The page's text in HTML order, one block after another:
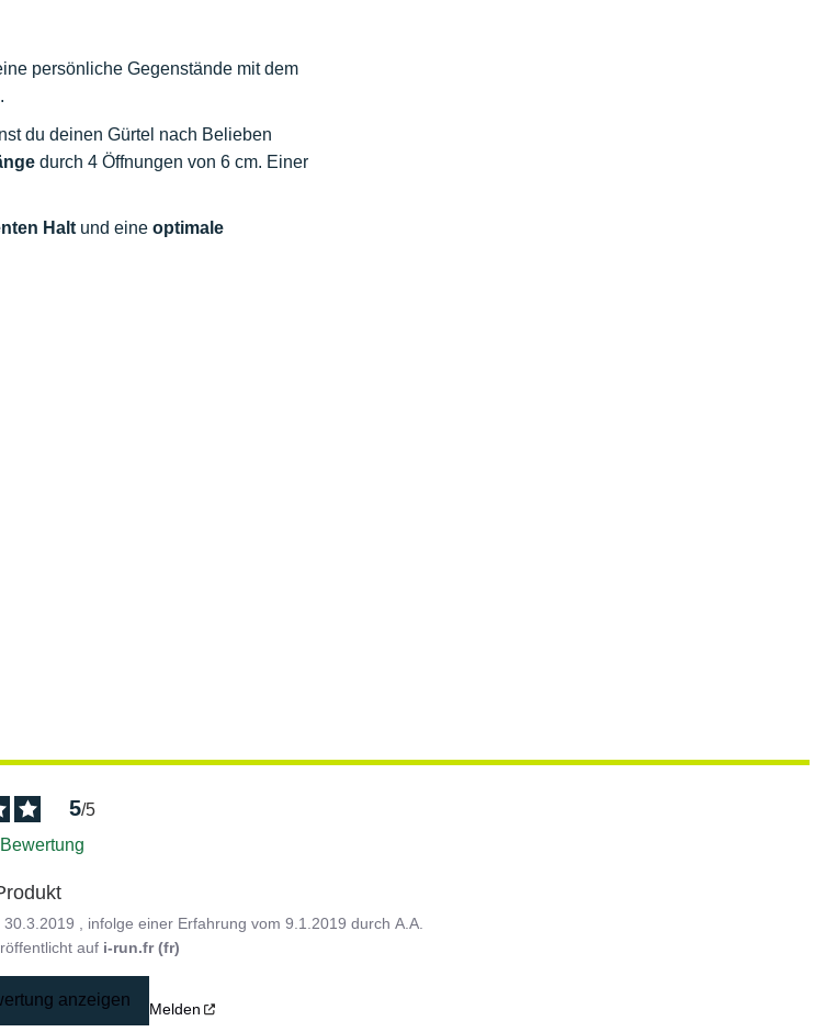
persönliche Gegenstände mit dem
.
du deinen Gürtel nach Belieben
durch 4 Öffnungen von 6 cm. Einer
Halt und eine optimale
5/5
30.3.2019 , infolge einer Erfahrung vom9.1.2019 durchA.A.
auf i-run.fr (fr)
anzeigen Melden